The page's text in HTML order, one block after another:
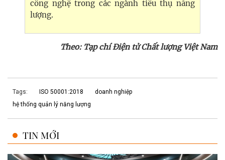
công nghệ trong các ngành tiêu thụ năng
lượng.
Theo: Tạp chí Điện tử Chất lượng Việt Nam
Tags: ISO 50001:2018
doanh nghiệp
hệ thống quản lý năng lượng
TIN MỚI